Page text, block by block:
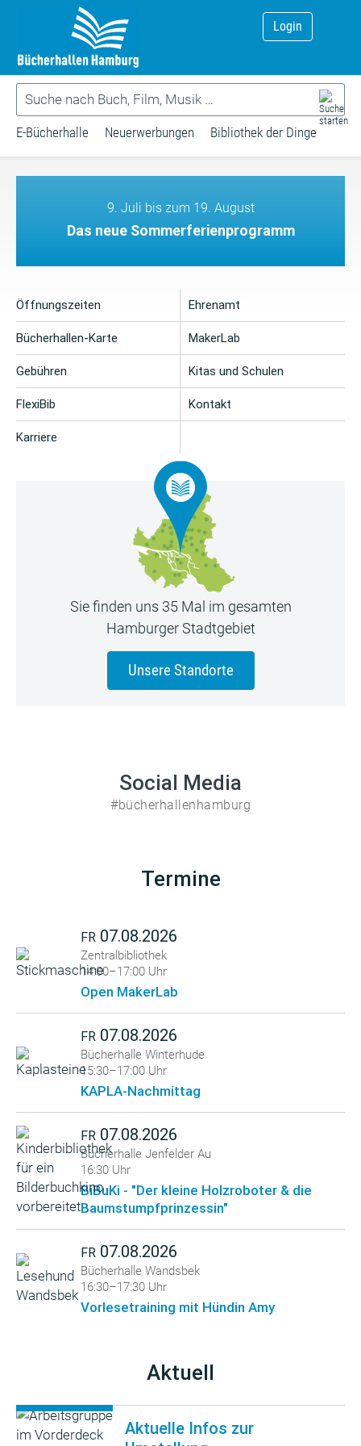
Login
E-Bücherhalle Neuerwerbungen Bibliothek der Dinge
9. Juli bis zum 19. August
Das neue Sommerferienprogramm
Öffnungszeiten
Bücherhallen-Karte
Gebühren
FlexiBib
Karriere
Ehrenamt
MakerLab
Kitas und Schulen
Kontakt
Sie finden uns 35 Mal im gesamten
Hamburger Stadtgebiet
Unsere Standorte
Social Media
#bücherhallenhamburg
Termine
FR 07.08.2026
Zentralbibliothek
14:00–17:00 Uhr
Open MakerLab
FR 07.08.2026
Bücherhalle Winterhude
15:30–17:00 Uhr
KAPLA-Nachmittag
FR 07.08.2026
Bücherhalle Jenfelder Au
16:30 Uhr
BiBuKi - "Der kleine Holzroboter & die
Baumstumpfprinzessin"
FR 07.08.2026
Bücherhalle Wandsbek
16:30–17:30 Uhr
Vorlesetraining mit Hündin Amy
Aktuell
Aktuelle Infos zur